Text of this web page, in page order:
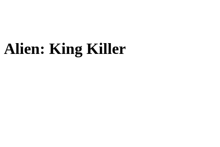
Alien: King Killer